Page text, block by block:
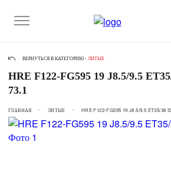
ВЕРНУТЬСЯ В КАТЕГОРИЮ - ЛИТЫЕ
HRE F122-FG595 19 J8.5/9.5
73.1
ГЛАВНАЯ ЛИТЫЕ HRE F122-FG595 19 J8.5/9.5 ET35/38